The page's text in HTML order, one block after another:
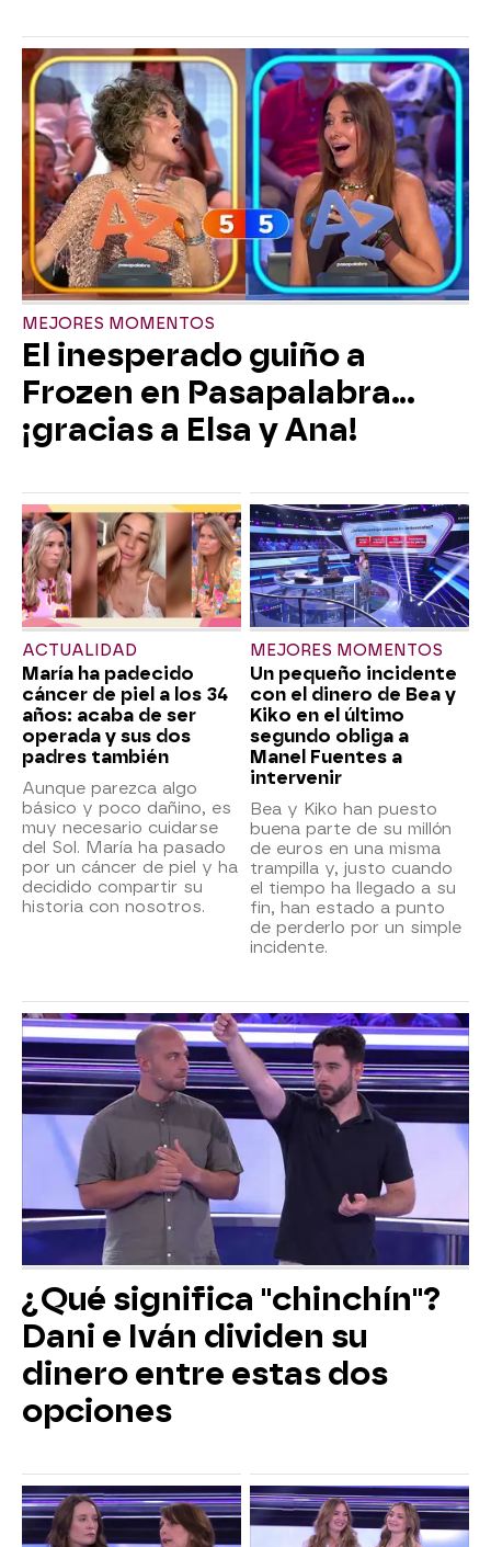
MEJORES MOMENTOS
El inesperado guiño a
Frozen en Pasapalabra…
¡gracias a Elsa y Ana!
ACTUALIDAD
María ha padecido
cáncer de piel a los 34
años: acaba de ser
operada y sus dos
padres también
Aunque parezca algo
básico y poco dañino, es
muy necesario cuidarse
del Sol. María ha pasado
por un cáncer de piel y ha
decidido compartir su
historia con nosotros.
MEJORES MOMENTOS
Un pequeño incidente
con el dinero de Bea y
Kiko en el último
segundo obliga a
Manel Fuentes a
intervenir
Bea y Kiko han puesto
buena parte de su millón
de euros en una misma
trampilla y, justo cuando
el tiempo ha llegado a su
fin, han estado a punto
de perderlo por un simple
incidente.
¿Qué significa "chinchín"?
Dani e Iván dividen su
dinero entre estas dos
opciones